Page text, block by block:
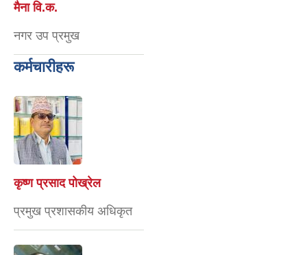
मैना वि‍.क.
नगर उप प्रमुख
कर्मचारीहरू
कृष्ण प्रसाद पोख्रेल
प्रमुख प्रशासकीय अधिकृत